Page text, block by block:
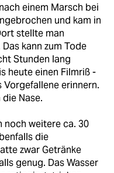
einem Marsch bei
und kam in
stellte man
kann zum Tode
Stunden lang
heute einen Filmriß -
Vorgefallene erinnern.
Nase.
noch weitere ca. 30
die
zwar Getränke
genug. Das Wasser